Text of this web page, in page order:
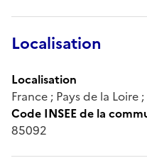
Localisation
Localisation
France ; Pays de la
Code INSEE de la
85092